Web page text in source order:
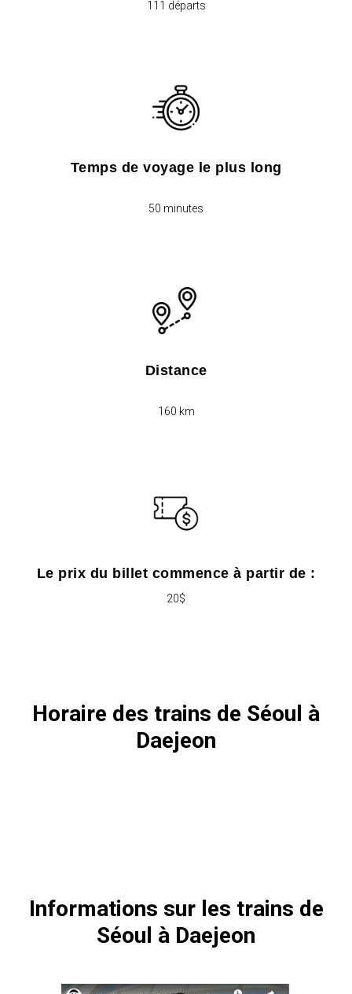
111 départs
Temps de voyage le plus long
50 minutes
Distance
160 km
Le prix du billet commence à partir de :
20$
Horaire des trains de Séoul à
Daejeon
Informations sur les trains de
Séoul à Daejeon